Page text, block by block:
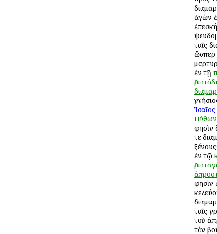
ἀγὼν
ταῖς
ὥσπερ
ἐν τῇ
Ἰσαῖος
φησὶν
τε
ἐν τῷ
φησὶν
ταῖς
τοῦ
τὸν